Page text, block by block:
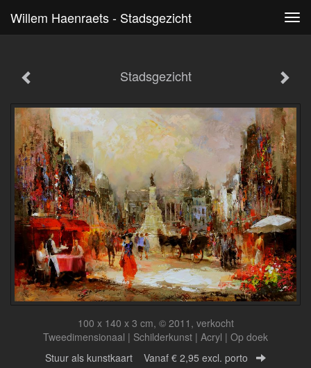
Willem Haenraets - Stadsgezicht
Stadsgezicht
100 x 140 x 3 cm, © 2011, verkocht
Tweedimensionaal | Schilderkunst | Acryl | Op doek
Stuur als kunstkaart Vanaf € 2,95 excl. porto